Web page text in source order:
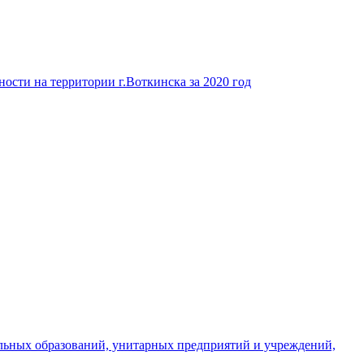
на территории г.Воткинска за 2020 год
образований, унитарных предприятий и учреждений,